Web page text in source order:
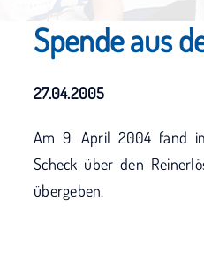
Spende aus
27.04.2005
Am 9. April 2004 fand
Scheck über den
übergeben.